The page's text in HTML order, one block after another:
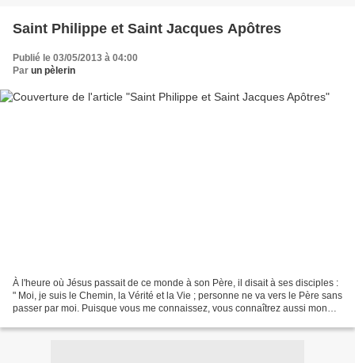
Saint Philippe et Saint Jacques Apôtres
Publié le 03/05/2013 à 04:00
Par un pèlerin
À l'heure où Jésus passait de ce monde à son Père, il disait à ses disciples :
" Moi, je suis le Chemin, la Vérité et la Vie ; personne ne va vers le Père sans
passer par moi. Puisque vous me connaissez, vous connaîtrez aussi mon